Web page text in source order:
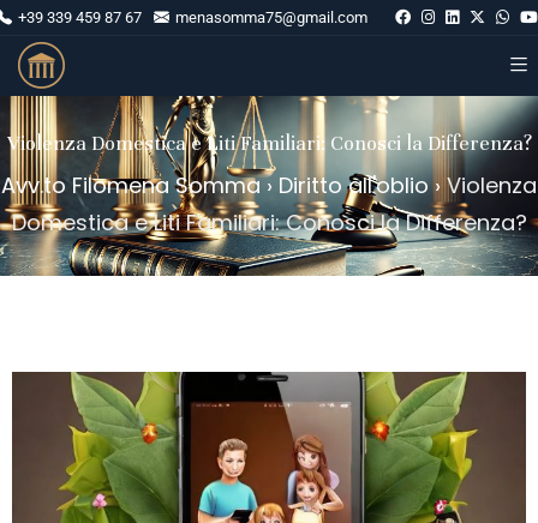
+39 339 459 87 67 menasomma75@gmail.com
Violenza Domestica e Liti Familiari: Conosci la Differenza?
Avv.to Filomena Somma› Diritto all'oblio› Violenza
Domestica e Liti Familiari: Conosci la Differenza?